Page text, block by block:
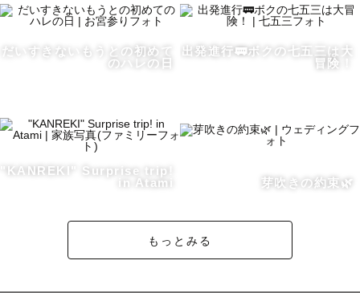
やぶさん、とお声がけいただけると嬉しいです！
🥇ラブグラフ上位20％カメラマン
⭐️ゲスト満足度　平均評価5.0☆☆☆☆☆(MAX)
🗓️年間撮影件数150件以上
🤱ナチュラルニューボーン認定フォトグラファー
👶お宮参り認定フォトグラファー
だいすきないもうとの初めて
のハレの日
出発進行🚃ボクの七五三は大
冒険！
"KANREKI" Surprise trip!
in Atami
芽吹きの約束🌿
もっとみる